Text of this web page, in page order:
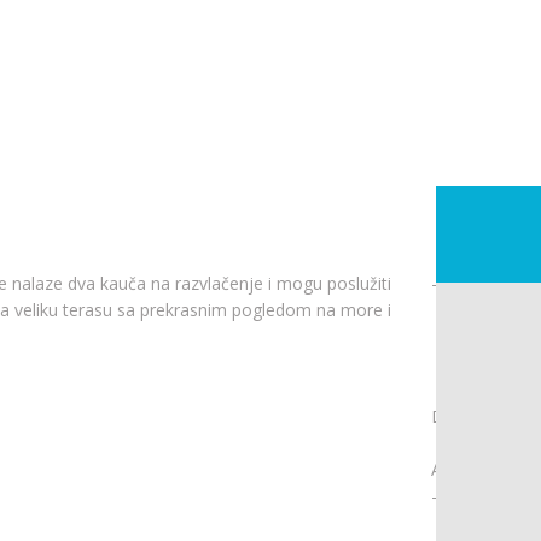
dva kauča na razvlačenje i mogu poslužiti
veliku terasu sa prekrasnim pogledom na more i
-
Jedne
Dola
A
-